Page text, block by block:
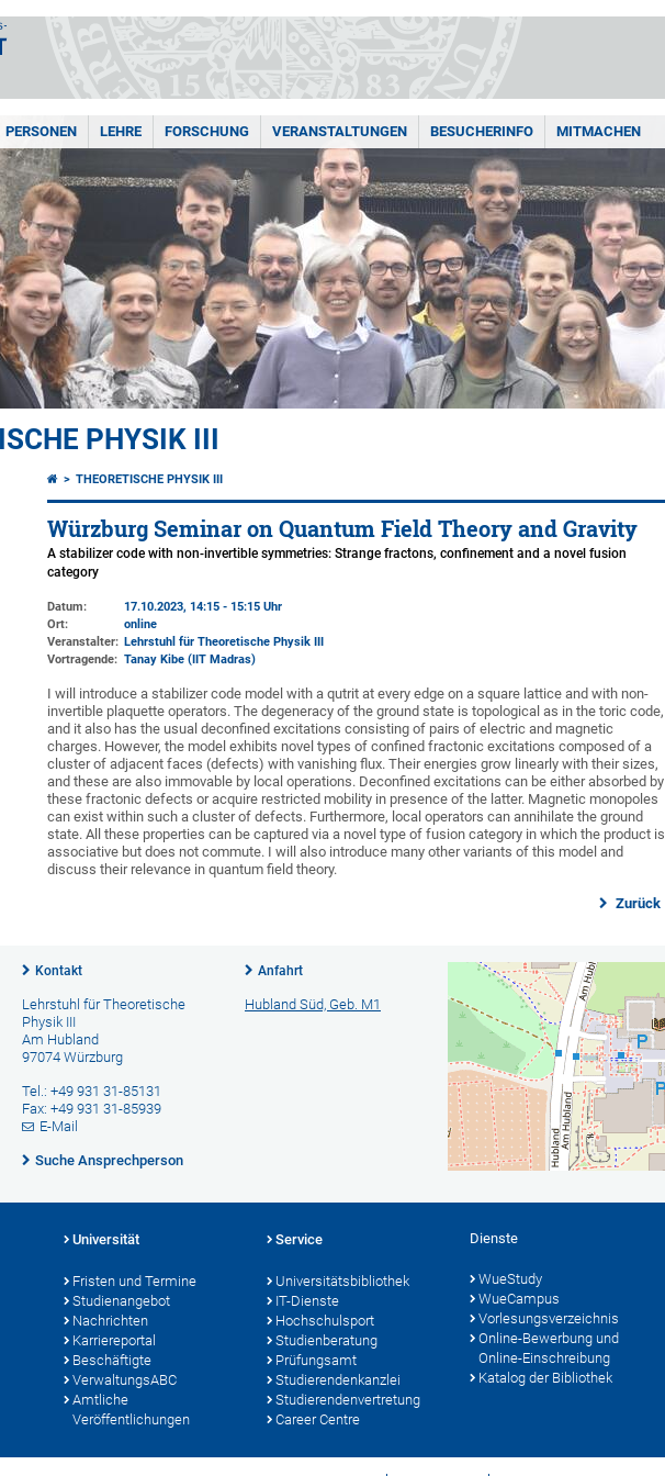
PERSONEN LEHRE FORSCHUNG VERANSTALTUNGEN BESUCHERINFO MITMACHEN
PHYSIK III
THEORETISCHE PHYSIK III
Würzburg Seminar on Quantum Field Theory and Gravity
A stabilizer code with non-invertible symmetries: Strange fractons, confinement and a novel fusion
category
Datum:
17.10.2023, 14:15 - 15:15 Uhr
Ort:
online
Veranstalter: Lehrstuhl für Theoretische Physik III
Vortragende: Tanay Kibe (IIT Madras)
I will introduce a stabilizer code model with a qutrit at every edge on a square lattice and with non-
invertible plaquette operators. The degeneracy of the ground state is topological as in the toric code,
and it also has the usual deconfined excitations consisting of pairs of electric and magnetic
charges. However, the model exhibits novel types of confined fractonic excitations composed of a
cluster of adjacent faces (defects) with vanishing flux. Their energies grow linearly with their sizes,
and these are also immovable by local operations. Deconfined excitations can be either absorbed by
these fractonic defects or acquire restricted mobility in presence of the latter. Magnetic monopoles
can exist within such a cluster of defects. Furthermore, local operators can annihilate the ground
state. All these properties can be captured via a novel type of fusion category in which the product is
associative but does not commute. I will also introduce many other variants of this model and
discuss their relevance in quantum field theory.
Zurück
Kontakt
Lehrstuhl für Theoretische
Physik III
Am Hubland
97074 Würzburg
Tel.: +49 931 31-85131
Fax: +49 931 31-85939
E-Mail
Suche Ansprechperson
Anfahrt
Hubland Süd, Geb. M1
Universität
Fristen und Termine
Studienangebot
Nachrichten
Karriereportal
Beschäftigte
VerwaltungsABC
Amtliche
Veröffentlichungen
Service
Universitätsbibliothek
IT-Dienste
Hochschulsport
Studienberatung
Prüfungsamt
Studierendenkanzlei
Studierendenvertretung
Career Centre
Dienste
WueStudy
WueCampus
Vorlesungsverzeichnis
Online-Bewerbung und
Online-Einschreibung
Katalog der Bibliothek